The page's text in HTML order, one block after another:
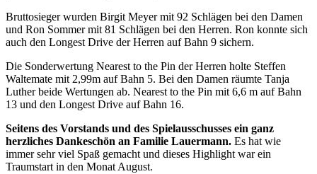
Bruttosieger wurden Birgit Meyer mit 92 Schlägen bei den Damen
und Ron Sommer mit 81 Schlägen bei den Herren. Ron konnte sich
auch den Longest Drive der Herren auf Bahn 9 sichern.
Die Sonderwertung Nearest to the Pin der Herren holte Steffen
Waltemate mit 2,99m auf Bahn 5. Bei den Damen räumte Tanja
Luther beide Wertungen ab. Nearest to the Pin mit 6,6 m auf Bahn
13 und den Longest Drive auf Bahn 16.
Seitens des Vorstands und des Spielausschusses ein ganz
herzliches Dankeschön an Familie Lauermann. Es hat wie
immer sehr viel Spaß gemacht und dieses Highlight war ein
Traumstart in den Monat August.